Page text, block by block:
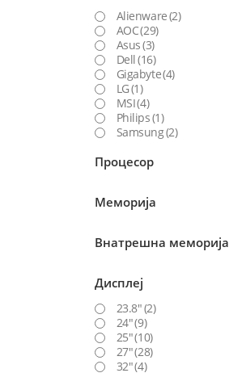
Alienware(2)
AOC(29)
Asus(3)
Dell(16)
Gigabyte(4)
LG(1)
MSI(4)
Philips(1)
Samsung(2)
Процесор
Меморија
Внатрешна меморија
Дисплеј
23.8"(2)
24"(9)
25"(10)
27"(28)
32"(4)